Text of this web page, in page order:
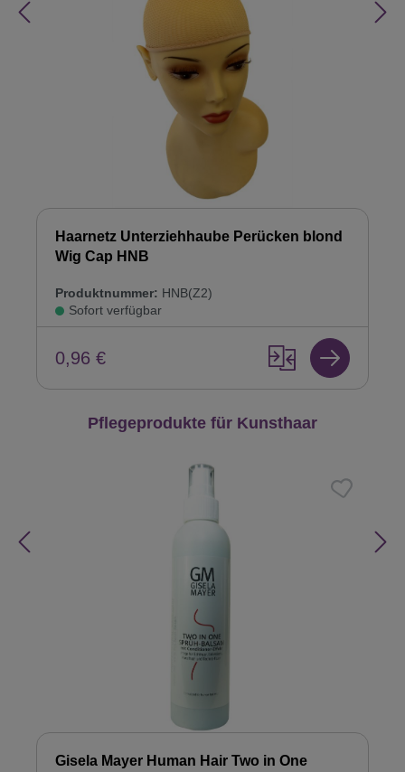
Haarnetz Unterziehhaube Perücken blond
Wig Cap HNB
Produktnummer: HNB(Z2)
Sofort verfügbar
0,96 €
Produktgalerie überspringen
Pflegeprodukte für Kunsthaar
Gisela Mayer Human Hair Two in One